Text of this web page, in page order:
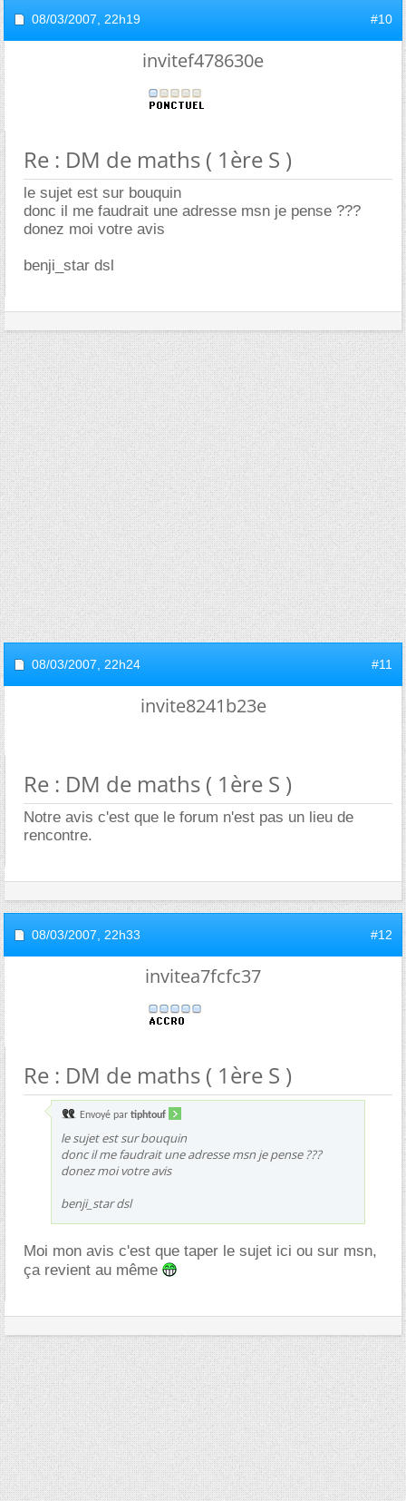
08/03/2007, 22h19 #10
invitef478630e
Re : DM de maths ( 1ère S )
le sujet est sur bouquin
donc il me faudrait une adresse msn je pense ???
donez moi votre avis
benji_star dsl
08/03/2007, 22h24 #11
invite8241b23e
Re : DM de maths ( 1ère S )
Notre avis c'est que le forum n'est pas un lieu de
rencontre.
08/03/2007, 22h33 #12
invitea7fcfc37
Re : DM de maths ( 1ère S )
Envoyé par tiphtouf
le sujet est sur bouquin
donc il me faudrait une adresse msn je pense ???
donez moi votre avis
benji_star dsl
Moi mon avis c'est que taper le sujet ici ou sur msn,
ça revient au même